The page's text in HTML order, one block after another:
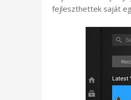
fejleszthettek saját